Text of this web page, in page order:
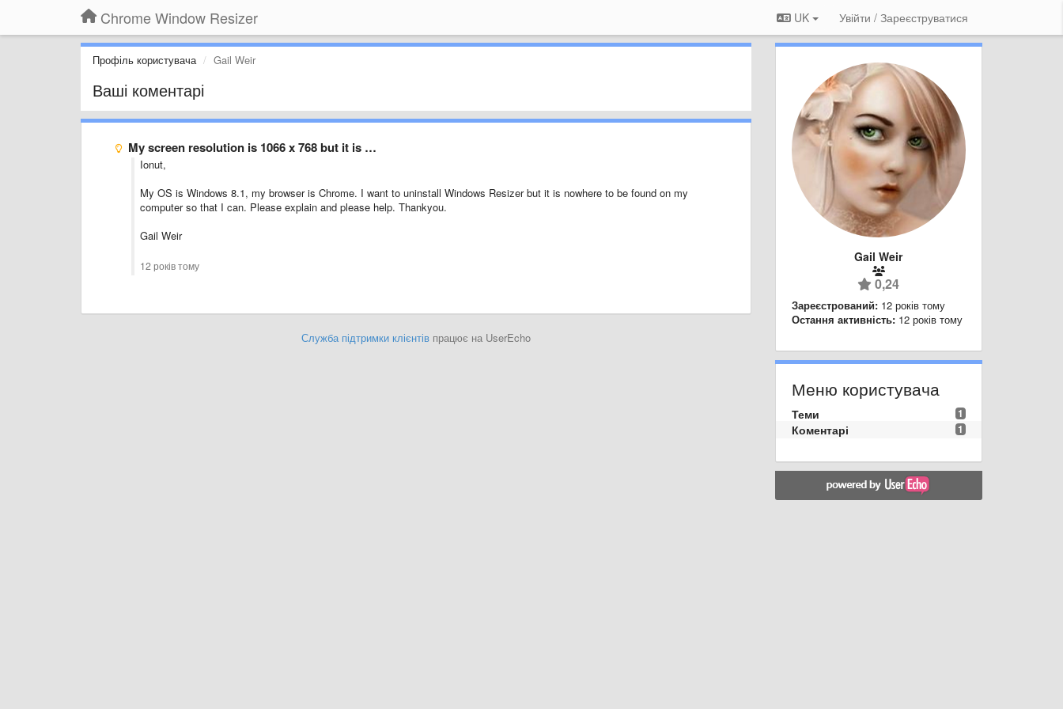
Chrome Window Resizer UK Увійти / Зареєструватися
Профіль користувача Gail Weir
Ваші коментарі
My screen resolution is 1066 x 768 but it is …
Ionut,
My OS is Windows 8.1, my browser is Chrome. I want to uninstall Windows Resizer but it is nowhere to be found on my
computer so that I can. Please explain and please help. Thankyou.
Gail Weir
12 років тому
Служба підтримки клієнтівпрацює на UserEcho
Gail Weir
0,24
Зареєстрований: 12 років тому
Остання активність: 12 років тому
Меню користувача
1
Теми
1
Коментарі